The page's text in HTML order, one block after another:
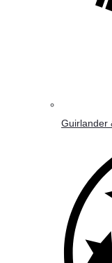
Guirlander